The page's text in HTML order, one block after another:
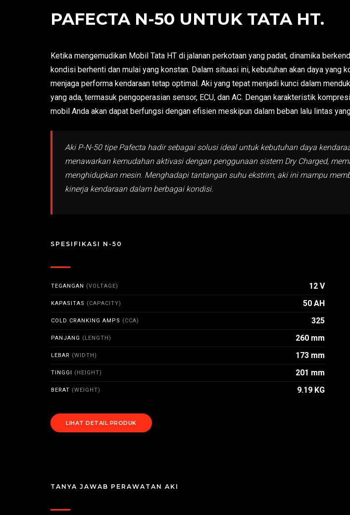
PAFECTA N-50 UNTUK TATA HT.
Ketika mengemudikan Mobil Tata HT di jalanan perkotaan yang padat, dinamika
kondisi berhenti dan mulai yang konstan. Dalam situasi ini, kebutuhan akan daya yang
menjaga performa kendaraan tetap optimal. Aki yang tepat menjadi kunci dalam
yang ada, termasuk pengoperasian sensor, ECU, dan AC. Dengan karakteristik
mobil Anda akan dapat berfungsi dengan efisien meskipun dalam beban lalu lintas
Aki P-N-50 tipe Pafecta hadir sebagai solusi ideal untuk kebutuhan daya
menawarkan kemudahan aktivasi dengan penggunaan sistem Dry Charged,
menghidupkan mesin. Menghadapi tantangan suhu ekstrim, aki ini mampu
kinerja kendaraan dalam berbagai kondisi.
SPESIFIKASI N-50
TEGANGAN (VOLTAGE) 12 V
KAPASITAS (CAPACITY) 50 AH
COLD CRANKING AMPS (CCA) 325
PANJANG (LENGTH) 260 mm
LEBAR (WIDTH) 173 mm
TINGGI (HEIGHT) 201 mm
BERAT (WEIGHT) 9.19 KG
LIHAT DETAIL PRODUK
TANYA JAWAB PERAWATAN AKI